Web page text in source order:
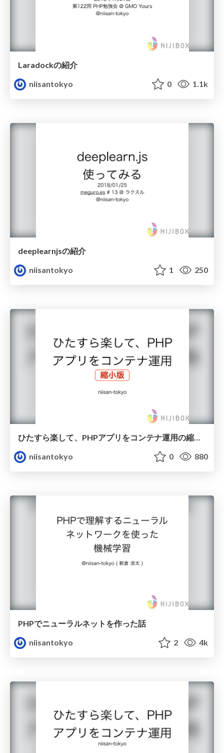
Laradockの紹介
niisantokyo
0 1.1k
deeplearnjsの紹介
niisantokyo
1 250
niisantokyo
0 880
PHPでニューラルネットを作った話
niisantokyo
2 4k